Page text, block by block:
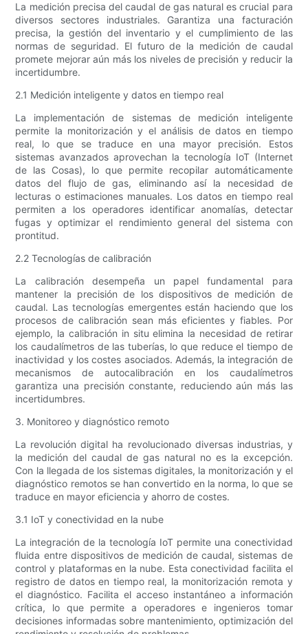
La medición precisa del caudal de gas natural es crucial para
diversos sectores industriales. Garantiza una facturación
precisa, la gestión del inventario y el cumplimiento de las
normas de seguridad. El futuro de la medición de caudal
promete mejorar aún más los niveles de precisión y reducir la
incertidumbre.
2.1 Medición inteligente y datos en tiempo real
La implementación de sistemas de medición inteligente
permite la monitorización y el análisis de datos en tiempo
real, lo que se traduce en una mayor precisión. Estos
sistemas avanzados aprovechan la tecnología IoT (Internet
de las Cosas), lo que permite recopilar automáticamente
datos del flujo de gas, eliminando así la necesidad de
lecturas o estimaciones manuales. Los datos en tiempo real
permiten a los operadores identificar anomalías, detectar
fugas y optimizar el rendimiento general del sistema con
prontitud.
2.2 Tecnologías de calibración
La calibración desempeña un papel fundamental para
mantener la precisión de los dispositivos de medición de
caudal. Las tecnologías emergentes están haciendo que los
procesos de calibración sean más eficientes y fiables. Por
ejemplo, la calibración in situ elimina la necesidad de retirar
los caudalímetros de las tuberías, lo que reduce el tiempo de
inactividad y los costes asociados. Además, la integración de
mecanismos de autocalibración en los caudalímetros
garantiza una precisión constante, reduciendo aún más las
incertidumbres.
3. Monitoreo y diagnóstico remoto
La revolución digital ha revolucionado diversas industrias, y
la medición del caudal de gas natural no es la excepción.
Con la llegada de los sistemas digitales, la monitorización y el
diagnóstico remotos se han convertido en la norma, lo que se
traduce en mayor eficiencia y ahorro de costes.
3.1 IoT y conectividad en la nube
La integración de la tecnología IoT permite una conectividad
fluida entre dispositivos de medición de caudal, sistemas de
control y plataformas en la nube. Esta conectividad facilita el
registro de datos en tiempo real, la monitorización remota y
el diagnóstico. Facilita el acceso instantáneo a información
crítica, lo que permite a operadores e ingenieros tomar
decisiones informadas sobre mantenimiento, optimización del